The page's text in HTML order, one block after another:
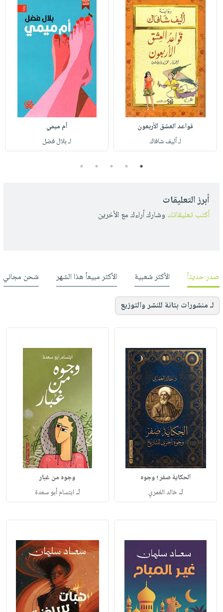
قواعد العشق الأربعون
لـ أليف شافاك
أم ميمي
لـ بلال فضل
1
2
3
4
5
أبرز التعليقات
أكتب تعليقاتك وشارك أراءك مع الأخرين
صدر حديثاً الأكثر شعبية الأكثر مبيعاً هذا الشهر شحن مجاني
لـ منشورات بتانة للنشر والتوزيع
الحكاية صفر ؛ وجوه
لـخالد الغمري
وجوه من غبار
لـ ابتسام أبو سعدة